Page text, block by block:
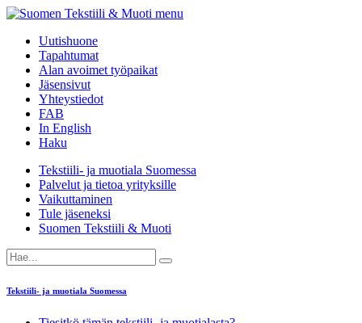
menu
Uutishuone
Tapahtumat
Alan avoimet työpaikat
Jäsensivut
Yhteystiedot
FAB
In English
Haku
Tekstiili- ja muotiala Suomessa
Palvelut ja tietoa yrityksille
Vaikuttaminen
Tule jäseneksi
Suomen Tekstiili & Muoti
Tekstiili- ja muotiala Suomessa